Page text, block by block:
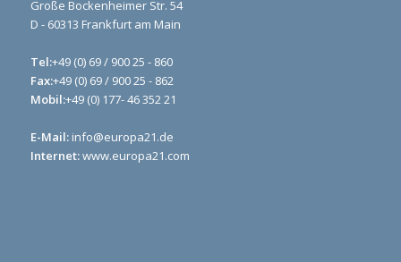
Große Bockenheimer Str. 54
D - 60313 Frankfurt am Main
Tel:+49 (0) 69 / 900 25 - 860
Fax:+49 (0) 69 / 900 25 - 862
Mobil:+49 (0) 177- 46 352 21
E-Mail: info@europa21.de
Internet:www.europa21.com